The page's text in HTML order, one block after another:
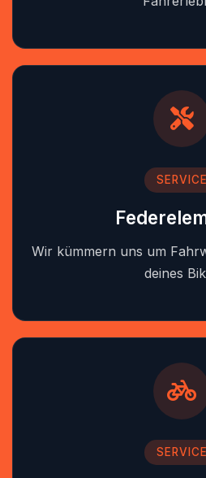
SERVICE
Wir kümmern uns um
deines
SERVICE